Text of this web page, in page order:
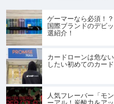
ゲーマーなら必須！
国際ブランドのデビ
選紹介！
カードローンは危な
したい初めてのカー
人気フレーバー「モ